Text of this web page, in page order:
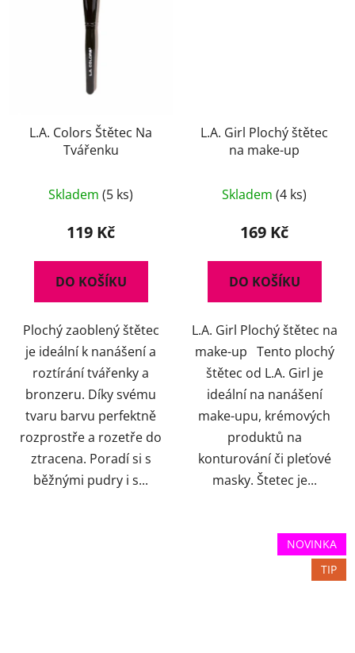
L.A. Colors Štětec Na
Tvářenku
Skladem (5 ks)
119 Kč
DO KOŠÍKU
Plochý zaoblený štětec
je ideální k nanášení a
roztírání tvářenky a
bronzeru. Díky svému
tvaru barvu perfektně
rozprostře a rozetře do
ztracena. Poradí si s
běžnými pudry i s...
L.A. Girl Plochý štětec
na make-up
Skladem (4 ks)
169 Kč
DO KOŠÍKU
L.A. Girl Plochý štětec na
make-up Tento plochý
štětec od L.A. Girl je
ideální na nanášení
make-upu, krémových
produktů na
konturování či pleťové
masky. Štetec je...
NOVINKA
TIP